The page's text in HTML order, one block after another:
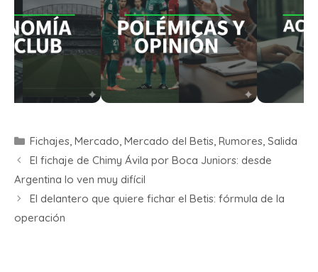
Fichajes, Mercado, Mercado del Betis, Rumores, Salida
El fichaje de Chimy Ávila por Boca Juniors: desde
Argentina lo ven muy difícil
El delantero que quiere fichar el Betis: fórmula de la
operación